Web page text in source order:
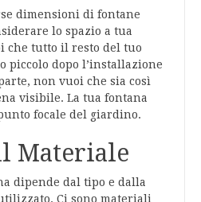
dimensioni di fontane
lo spazio a tua
che tutto il resto del tuo
piccolo dopo l’installazione
non vuoi che sia così
visibile. La tua fontana
focale del giardino.
Materiale
dipende dal tipo e dalla
Ci sono materiali